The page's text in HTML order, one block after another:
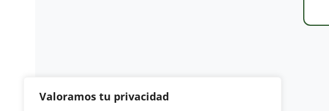
Valoramos tu privacidad